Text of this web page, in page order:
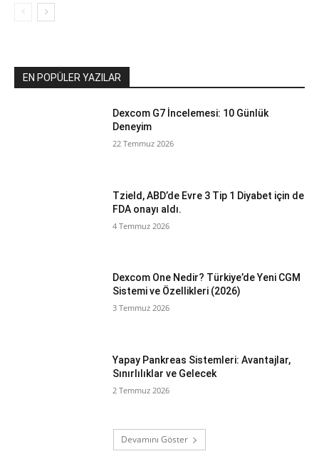
EN POPÜLER YAZILAR
Dexcom G7 İncelemesi: 10 Günlük
Deneyim
22 Temmuz 2026
Tzield, ABD’de Evre 3 Tip 1 Diyabet için de
FDA onayı aldı.
4 Temmuz 2026
Dexcom One Nedir? Türkiye’de Yeni CGM
Sistemi ve Özellikleri (2026)
3 Temmuz 2026
Yapay Pankreas Sistemleri: Avantajlar,
Sınırlılıklar ve Gelecek
2 Temmuz 2026
Devamını Göster